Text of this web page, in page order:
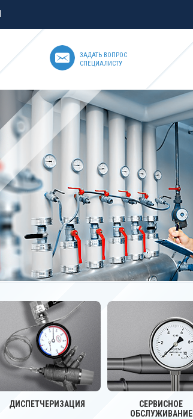
ЗАДАТЬ ВОПРОС
СПЕЦИАЛИСТУ
ДИСПЕТЧЕРИЗАЦИЯ
СЕРВИСНОЕ
ОБСЛУЖИВАНИЕ